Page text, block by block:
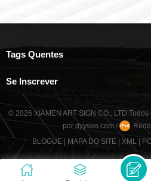
Tags Quentes
Se Inscrever
© 2026 XIAMEN ART SIGN CO.,
por dyyseo.com/
BLOGUE| MAPA DO SITE | XML |